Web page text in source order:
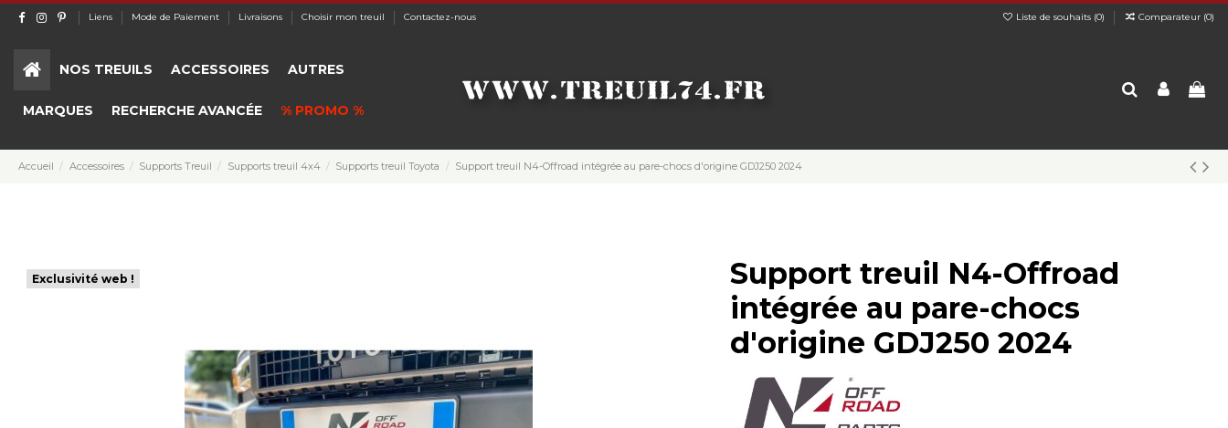
Liens Mode de Paiement Livraisons Choisir mon treuil Contactez-nous Liste de souhaits (0) Comparateur (0)
NOS TREUILS ACCESSOIRES AUTRES
MARQUES RECHERCHE AVANCÉE % PROMO %
Accueil Accessoires Supports Treuil Supports treuil 4x4 Supports treuil Toyota Support treuil N4-Offroad intégrée au pare-chocs d'origine GDJ250 2024
Exclusivité web !
Support treuil N4-Offroad
intégrée au pare-chocs
d'origine GDJ250 2024